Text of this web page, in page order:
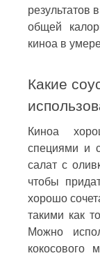
результатов
общей
киноа в
Какие
Киноа
специями и
салат с
чтобы
хорошо
такими как
Можно
кокосового